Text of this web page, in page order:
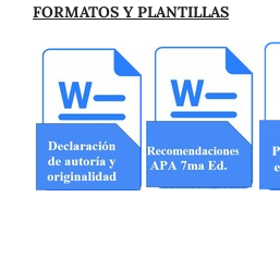
FORMATOS Y PLANTILLAS